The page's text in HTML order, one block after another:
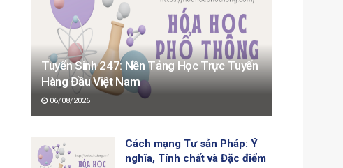
Tuyển Sinh 247: Nền Tảng Học Trực Tuyến
Hàng Đầu Việt Nam
06/08/2026
Cách mạng Tư sản Pháp: Ý
nghĩa, Tính chất và Đặc điểm